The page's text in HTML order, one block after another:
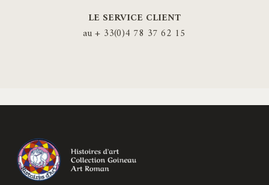
LE SERVICE CLIENT
au + 33(0)4 78 37 62 15